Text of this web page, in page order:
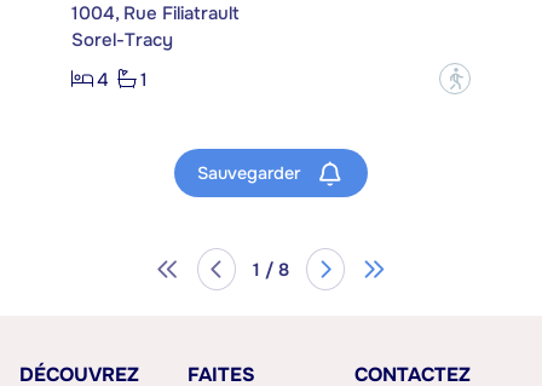
1004, Rue Filiatrault
Sorel-Tracy
4
1 ?
Sauvegarder
1 / 8
DÉCOUVREZ
FAITES
CONTACTEZ